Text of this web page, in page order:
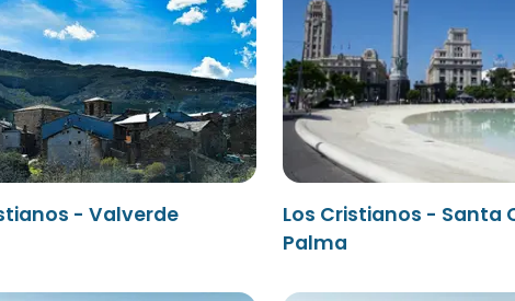
- Valverde
Los Cristianos - Santa
Palma